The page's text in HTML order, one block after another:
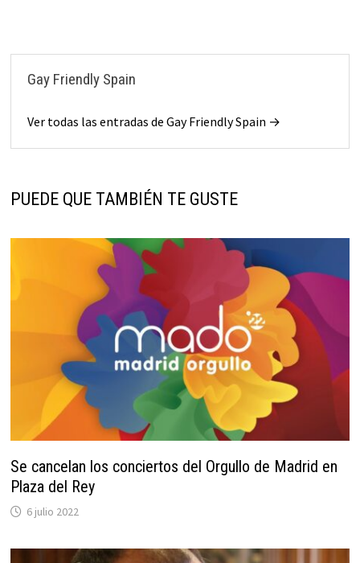
Gay Friendly Spain
Ver todas las entradas de Gay Friendly Spain →
PUEDE QUE TAMBIÉN TE GUSTE
Se cancelan los conciertos del Orgullo de Madrid en
Plaza del Rey
6 julio 2022